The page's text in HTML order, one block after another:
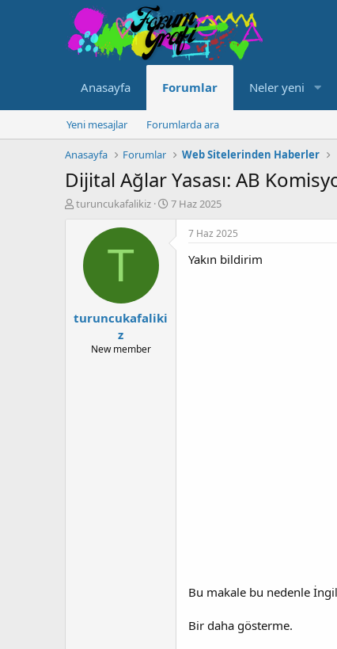
Anasayfa Forumlar Neler yeni
Yeni mesajlar Forumlarda ara
Anasayfa Forumlar Web Sitelerinden Haberler
Dijital Ağlar Yasası: AB
K
ş
turuncukafalikiz
B
7 Haz 2025
T
turuncukafaliki
z
New member
7 Haz 2025
Yakın bildirim
Bu makale bu nedenle
Bir daha gösterme.